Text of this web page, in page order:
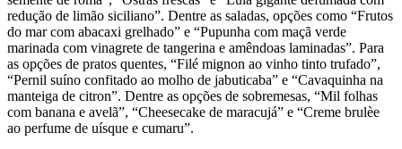
redução de limão siciliano”. Dentre as saladas, opções como “Frutos
do mar com abacaxi grelhado” e “Pupunha com maçã verde
marinada com vinagrete de tangerina e amêndoas laminadas”. Para
as opções de pratos quentes, “Filé mignon ao vinho tinto trufado”,
“Pernil suíno confitado ao molho de jabuticaba” e “Cavaquinha na
manteiga de citron”. Dentre as opções de sobremesas, “Mil folhas
com banana e avelã”, “Cheesecake de maracujá” e “Creme brulèe
ao perfume de uísque e cumaru”.